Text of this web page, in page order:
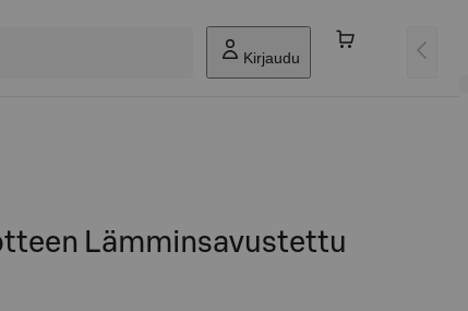
Kirjaudu
Lämminsavustettu